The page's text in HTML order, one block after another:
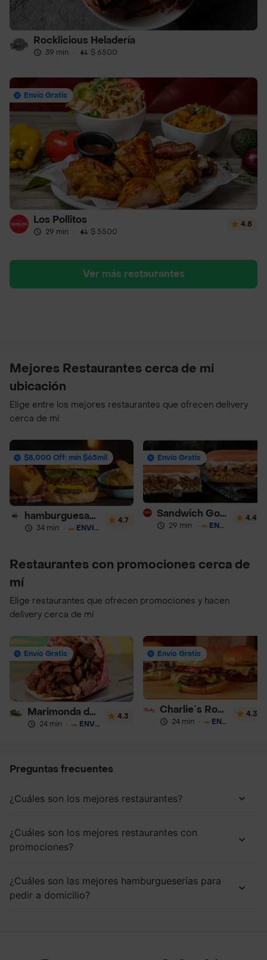
Rocklicious Heladería
39 min · $ 6500
Envío Gratis
Los Pollitos
29 min · $ 5500
4.8
Ver más restaurantes
Mejores Restaurantes cerca de mi
ubicación
Elige entre los mejores restaurantes que ofrecen delivery
cerca de mí
$8,000 Off: mín $65mil
hamburguesas Rustica (RDC)
34 min · ENVÍO GRATIS
4.7
Envío Gratis
Sandwich Gourmet Salsa de Ajo
29 min · ENVÍO GRATIS
4.4
Restaurantes con promociones cerca de
mí
Elige restaurantes que ofrecen promociones y hacen
delivery cerca de mí
Envío Gratis
Marimonda del Mono
24 min · ENVÍO GRATIS
4.3
Envío Gratis
Charlie´s Roastbeef
24 min · ENVÍO GRATIS
4.3
Preguntas frecuentes
¿Cuáles son los mejores restaurantes?
¿Cuáles son los mejores restaurantes con
promociones?
¿Cuáles son las mejores hamburgueserías para
pedir a domicilio?